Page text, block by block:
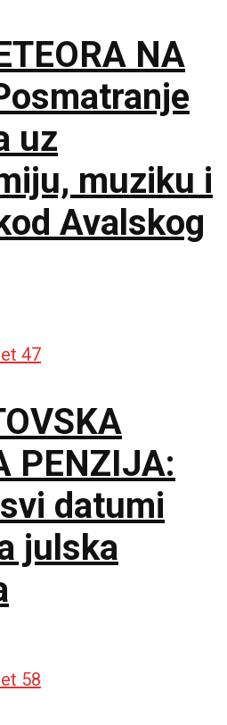
NA
uz
muziku i
Avalskog
47
PENZIJA:
datumi
julska
58